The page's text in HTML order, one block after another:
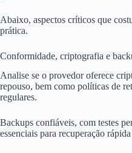
Abaixo, aspectos críticos que
prática.
Conformidade, criptografia e
Analise se o provedor oferece
repouso, bem como políticas de
regulares.
Backups confiáveis, com testes
essenciais para recuperação